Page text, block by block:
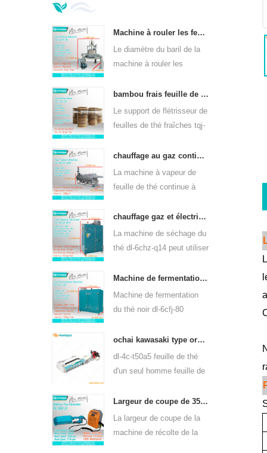
Machine à rouler les feuilles de thé vert orthodoxe 6crt-55
Le diamètre du baril de la
machine à rouler les
55 est de 550 mm, hauteur
de 400 mm, productivité
est 75kg / h
bambou frais feuille de thé wither rack tqj-20
Le support de flétrisseur de
feuilles de thé fraîches tqj-
et en acier inoxydable, peut
être utilisé dans toutes
sortes de thé.
chauffage au gaz continu machine à vapeur à feuilles de thé pour sortes de thé 6cstl-q80
La machine à vapeur de
feuille de thé continue à
q80 peut être utilisée pour
de nombreux types de thé,
tels que le thé vert, le thé
chauffage gaz et électrique machine de séchage de feuilles de thé vert 6chz-q14
La machine de séchage du
thé dl-6chz-q14 peut utiliser
naturel et de l'électricité,
peut sécher tous les types
de thé, tels que le thé vert,
Machine de fermentation de thé noir intelligente 6cfj-80
Machine de fermentation
du thé noir dl-6cfj-80
le traitement du thé noir,
laissez le thé noir
fermenter mieux.
ochai kawasaki type ordinateur de poche un-man feuille de thé plumaison récolte 4c-t50a5
dl-4c-t50a5 feuille de thé
d'un seul homme feuille de
de la machine est 450mm,
500mm, 600mm, utilisez le
moteur à essence
Largeur de coupe de 350mm électrique à piles de feuilles de thé machine à cueillir le thé 4cd-35
La largeur de coupe de la
machine de récolte de la